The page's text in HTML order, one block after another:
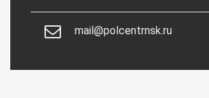
mail@polcentrnsk.ru